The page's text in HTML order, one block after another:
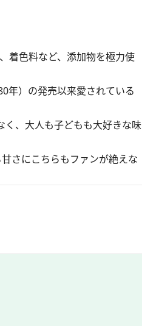
着色料など、添加物を極力使
年）の発売以来愛されている
、大人も子どもも大好きな味
さにこちらもファンが絶えな